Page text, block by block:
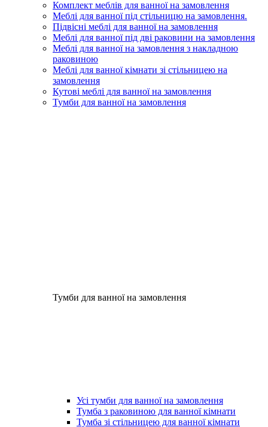
Комплект меблів для ванної на замовлення
Меблі для ванної під стільницю на замовлення.
Підвісні меблі для ванної на замовлення
Меблі для ванної під дві раковини на замовлення
Меблі для ванної на замовлення з накладною
раковиною
Меблі для ванної кімнати зі стільницею на
замовлення
Кутові меблі для ванної на замовлення
Тумби для ванної на замовлення
Тумби для ванної на замовлення
Усі тумби для ванної на замовлення
Тумба з раковиною для ванної кімнати
Тумба зі стільницею для ванної кімнати